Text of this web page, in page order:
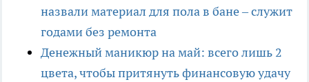
назвали материал для пола в бане – служит
годами без ремонта
Денежный маникюр на май: всего лишь 2
цвета, чтобы притянуть финансовую удачу